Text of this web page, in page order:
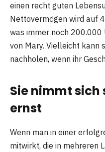
einen recht guten
Nettovermögen wird auf
was immer noch 200.000
von Mary. Vielleicht kann
nachholen, wenn ihr
Sie nimmt
ernst
Wenn man in einer
mitwirkt, die in mehreren